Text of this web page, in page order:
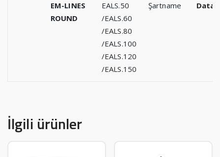
EM-LINES
ROUND
EALS.50
/EALS.60
/EALS.80
/EALS.100
/EALS.120
/EALS.150
Şartname
İlgili ürünler